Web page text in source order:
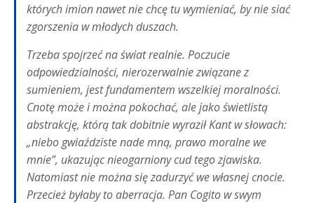
których imion nawet nie chcę tu wymieniać, by nie siać
zgorszenia w młodych duszach.
Trzeba spojrzeć na świat realnie. Poczucie
odpowiedzialności, nierozerwalnie związane z
sumieniem, jest fundamentem wszelkiej moralności.
Cnotę może i można pokochać, ale jako świetlistą
abstrakcję, którą tak dobitnie wyraził Kant w słowach:
„niebo gwiaździste nade mną, prawo moralne we
mnie”, ukazując nieogarniony cud tego zjawiska.
Natomiast nie można się zadurzyć we własnej cnocie.
Przecież byłaby to aberracja. Pan Cogito w swym